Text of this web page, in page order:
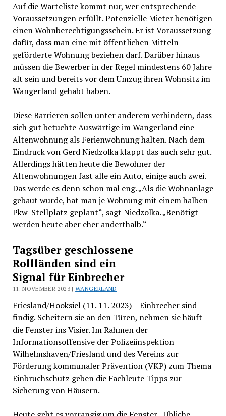
Auf die Warteliste kommt nur, wer entsprechende
Voraussetzungen erfüllt. Potenzielle Mieter benötigen
einen Wohnberechtigungsschein. Er ist Voraussetzung
dafür, dass man eine mit öffentlichen Mitteln
geförderte Wohnung beziehen darf. Darüber hinaus
müssen die Bewerber in der Regel mindestens 60 Jahre
alt sein und bereits vor dem Umzug ihren Wohnsitz im
Wangerland gehabt haben.
Diese Barrieren sollen unter anderem verhindern, dass
sich gut betuchte Auswärtige im Wangerland eine
Altenwohnung als Ferienwohnung halten. Nach dem
Eindruck von Gerd Niedzolka klappt das auch sehr gut.
Allerdings hätten heute die Bewohner der
Altenwohnungen fast alle ein Auto, einige auch zwei.
Das werde es denn schon mal eng. „Als die Wohnanlage
gebaut wurde, hat man je Wohnung mit einem halben
Pkw-Stellplatz geplant“, sagt Niedzolka. „Benötigt
werden heute aber eher anderthalb.“
Tagsüber geschlossene
Rollländen sind ein
Signal für Einbrecher
11. NOVEMBER 2023 |WANGERLAND
Friesland/Hooksiel (11. 11. 2023) – Einbrecher sind
findig. Scheitern sie an den Türen, nehmen sie häuft
die Fenster ins Visier. Im Rahmen der
Informationsoffensive der Polizeiinspektion
Wilhelmshaven/Friesland und des Vereins zur
Förderung kommunaler Prävention (VKP) zum Thema
Einbruchschutz geben die Fachleute Tipps zur
Sicherung von Häusern.